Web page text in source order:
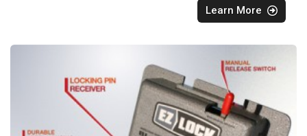
Learn More